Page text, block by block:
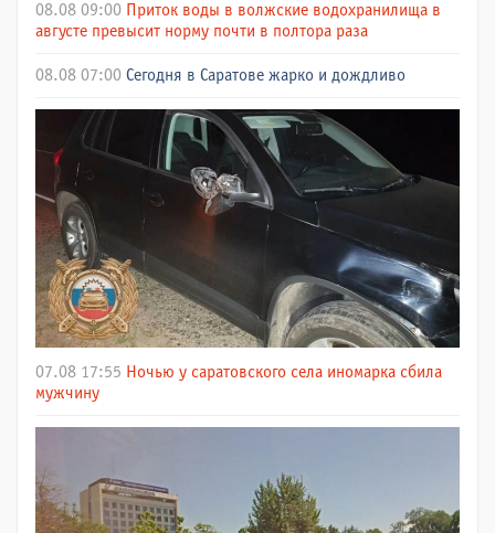
08.08 09:00 Приток воды в волжские водохранилища в
августе превысит норму почти в полтора раза
08.08 07:00 Сегодня в Саратове жарко и дождливо
07.08 17:55 Ночью у саратовского села иномарка сбила
мужчину